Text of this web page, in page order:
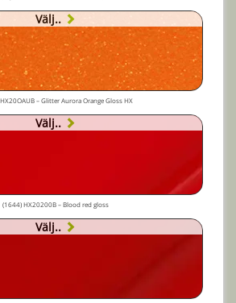
Välj..
– Glitter Aurora Orange Gloss HX
Välj..
(1644) HX20200B – Blood red gloss
Välj..